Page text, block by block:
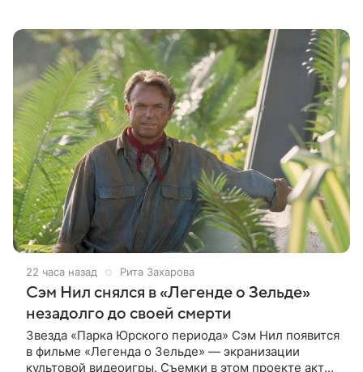
22 часа назад Рита Захарова
Сэм Нил снялся в «Легенде о Зельде»
незадолго до своей смерти
Звезда «Парка Юрского периода» Сэм Нил появится
в фильме «Легенда о Зельде» — экранизации
культовой видеоигры. Съемки в этом проекте актер